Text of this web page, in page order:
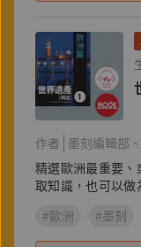
作者 墨刻編輯部
精選歐洲最重要、
取知識，也可以做
#歐洲
#墨刻